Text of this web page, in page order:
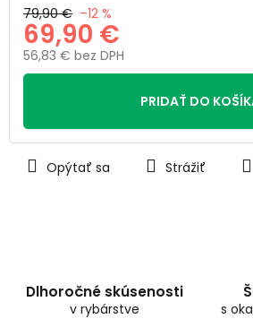
79,90 € –12 %
69,90 €
56,83 € bez DPH
Jednotková
PRIDAŤ DO
Opýtať sa Strážiť
Dlhoročné skúsenosti
v rybárstve s